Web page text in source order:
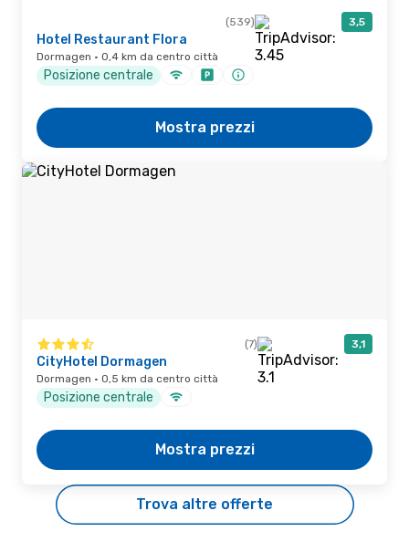
(539) 3,5
Hotel Restaurant Flora
Dormagen · 0,4 km da centro città
Posizione centrale
Mostra prezzi
(7) 3,1
CityHotel Dormagen
Dormagen · 0,5 km da centro città
Posizione centrale
Mostra prezzi
Trova altre offerte